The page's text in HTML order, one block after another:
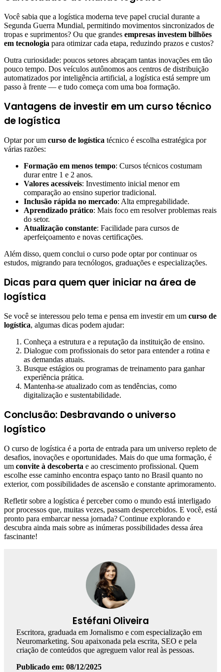
Você sabia que a logística moderna teve papel crucial durante a
Segunda Guerra Mundial, permitindo movimentos sincronizados de
tropas e suprimentos? Ou que grandes empresas investem bilhões
em tecnologia para otimizar cada etapa, reduzindo prazos e custos?
Outra curiosidade: poucos setores abraçam tantas inovações em tão
pouco tempo. Dos veículos autônomos aos centros de distribuição
automatizados por inteligência artificial, a logística está sempre um
passo à frente — e tudo começa com uma boa formação.
Vantagens de investir em um curso técnico
de logística
Optar por um curso de logística técnico é escolha estratégica por
várias razões:
Formação em menos tempo: Cursos técnicos costumam
durar entre 1 e 2 anos.
Valores acessíveis: Investimento inicial menor em
comparação ao ensino superior tradicional.
Inclusão rápida no mercado: Alta empregabilidade.
Aprendizado prático: Mais foco em resolver problemas reais
do setor.
Atualização constante: Facilidade para cursos de
aperfeiçoamento e novas certificações.
Além disso, quem conclui o curso pode optar por continuar os
estudos, migrando para tecnólogos, graduações e especializações.
Dicas para quem quer iniciar na área de
logística
Se você se interessou pelo tema e pensa em investir em um curso de
logística, algumas dicas podem ajudar:
Conheça a estrutura e a reputação da instituição de ensino.
Dialogue com profissionais do setor para entender a rotina e
as demandas atuais.
Busque estágios ou programas de treinamento para ganhar
experiência prática.
Mantenha-se atualizado com as tendências, como
digitalização e sustentabilidade.
Conclusão: Desbravando o universo
logístico
O curso de logística é a porta de entrada para um universo repleto de
desafios, inovações e oportunidades. Mais do que uma formação, é
um convite à descoberta e ao crescimento profissional. Quem
escolhe esse caminho encontra espaço tanto no Brasil quanto no
exterior, com possibilidades de ascensão e constante aprimoramento.
Refletir sobre a logística é perceber como o mundo está interligado
por processos que, muitas vezes, passam despercebidos. E você, está
pronto para embarcar nessa jornada? Continue explorando e
descubra ainda mais sobre as inúmeras possibilidades dessa área
fascinante!
Estéfani Oliveira
Escritora, graduada em Jornalismo e com especialização em
Neuromarketing. Sou apaixonada pela escrita, SEO e pela
criação de conteúdos que agreguem valor real às pessoas.
Publicado em: 08/12/2025